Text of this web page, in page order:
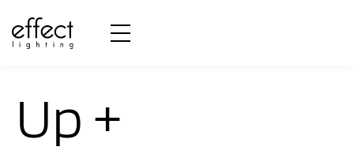
Efeito de Luz:
Up +